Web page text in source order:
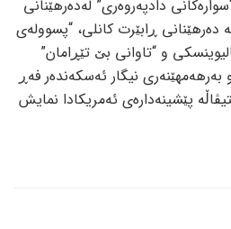
دادپەروەری” لەدەرهێنانی
ڕابێرت کانلی، “پسوولەی
و “تاوانی بێ تێڕامان”
نیگار ئەسکەندەر فەڕ
فێستیڤاڵە پێشینەدارەی ئەمریکادا نمایش